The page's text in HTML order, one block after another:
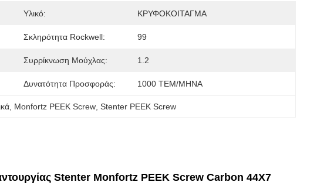
Υλικό: ΚΡΥΦΟΚΟΙΤΑΓΜΑ
Σκληρότητα Rockwell: 99
Συρρίκνωση Μούχλας: 1.2
Δυνατότητα Προσφοράς: 1000 ΤΕΜ/ΜΗΝΑ
Monfortz PEEK Screw , Stenter PEEK Screw
Stenter Monfortz PEEK Screw Carbon 44X7